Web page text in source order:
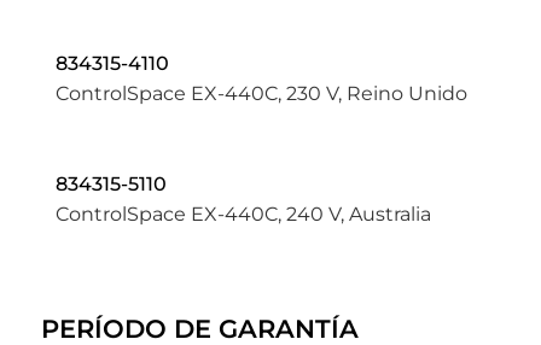
834315-4110
ControlSpace EX-440C, 230 V, Reino Unido
834315-5110
ControlSpace EX-440C, 240 V, Australia
PERÍODO DE GARANTÍA